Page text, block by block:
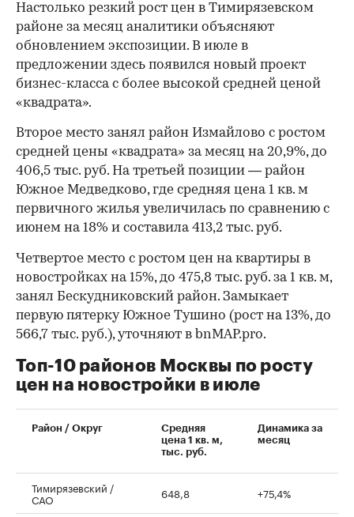
Настолько резкий рост цен в Тимирязевском
районе за месяц аналитики объясняют
обновлением экспозиции. В июле в
предложении здесь появился новый проект
бизнес-класса с более высокой средней ценой
«квадрата».
Второе место занял район Измайлово с ростом
средней цены «квадрата» за месяц на 20,9%, до
406,5 тыс. руб. На третьей позиции — район
Южное Медведково, где средняя цена 1 кв. м
первичного жилья увеличилась по сравнению с
июнем на 18% и составила 413,2 тыс. руб.
00:00 / 00:00
Четвертое место с ростом цен на квартиры в
новостройках на 15%, до 475,8 тыс. руб. за 1 кв. м,
занял Бескудниковский район. Замыкает
первую пятерку Южное Тушино (рост на 13%, до
566,7 тыс. руб.), уточняют в bnMAP.pro.
Топ-10 районов Москвы по росту
цен на новостройки в июле
Район / Округ
Средняя
цена 1 кв. м,
тыс. руб.
Динамика за
месяц
Тимирязевский /
САО 648,8 +75,4%